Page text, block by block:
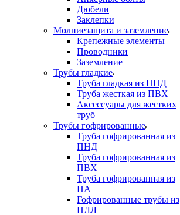
Дюбели
Заклепки
Молниезащита и заземление
Крепежные элементы
Проводники
Заземление
Трубы гладкие
Труба гладкая из ПНД
Труба жесткая из ПВХ
Аксессуары для жестких
труб
Трубы гофрированные
Труба гофрированная из
ПНД
Труба гофрированная из
ПВХ
Труба гофрированная из
ПА
Гофрированные трубы из
ПЛЛ